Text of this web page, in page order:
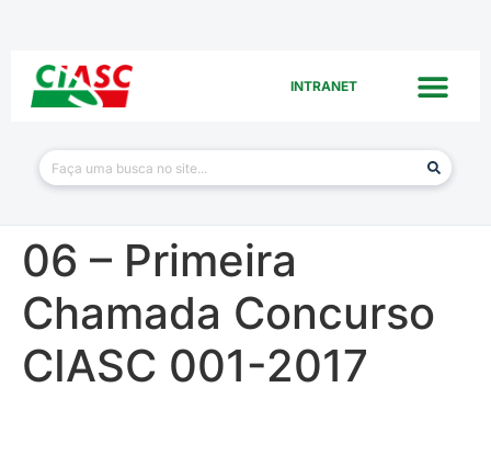
INTRANET
06 – Primeira
Chamada Concurso
CIASC 001-2017